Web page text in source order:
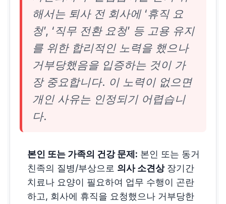
해서는 퇴사 전 회사에 ‘휴직 요
청’, ‘직무 전환 요청’ 등 고용 유지
를 위한 합리적인 노력을 했으나
거부당했음을 입증하는 것이 가
장 중요합니다. 이 노력이 없으면
개인 사유는 인정되기 어렵습니
다.
본인 또는 가족의 건강 문제: 본인 또는 동거
친족의 질병/부상으로 의사 소견상장기간
치료나 요양이 필요하여 업무 수행이 곤란
하고, 회사에 휴직을 요청했으나 거부당한